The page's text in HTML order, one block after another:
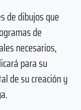
de dibujos que
de
necesarios,
para su
de su creación y